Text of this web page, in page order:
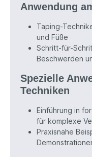
Anwendung
Taping-
und Füße
Schritt-für-
Beschwerden
Spezielle
Techniken
Einführung in
für komplexe
Praxisnahe